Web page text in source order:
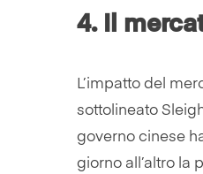
4. Il
L’impatto del
sottolineato
governo cinese
giorno all’altro la